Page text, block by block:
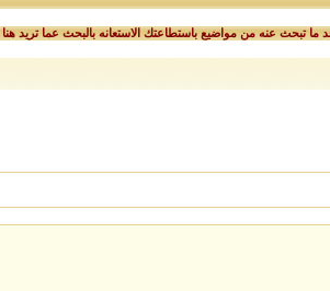
تبحث عنه من مواضيع باستطاعتك الاستعانه بالبحث عما تريد هنا